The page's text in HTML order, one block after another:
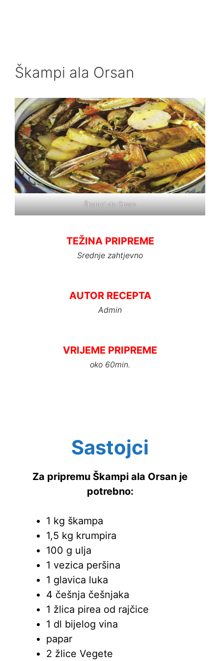
Škampi ala Orsan
Škampi ala Orsan
TEŽINA PRIPREME
Srednje zahtjevno
AUTOR RECEPTA
Admin
VRIJEME PRIPREME
oko 60min.
Sastojci
Za pripremu Škampi ala Orsan je
potrebno:
1 kg škampa
1,5 kg krumpira
100 g ulja
1 vezica peršina
1 glavica luka
4 češnja češnjaka
1 žlica pirea od rajčice
1 dl bijelog vina
papar
2 žlice Vegete